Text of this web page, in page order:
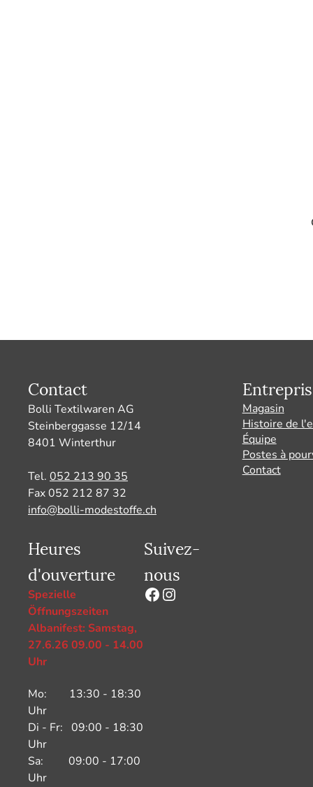
Contact
Bolli Textilwaren AG
Steinberggasse 12/14
8401 Winterthur
Tel. 052 213 90 35
Fax 052 212 87 32
info@bolli-modestoffe.ch
Heures
d'ouverture
Spezielle
Öffnungszeiten
Albanifest: Samstag,
27.6.26 09.00 - 14.00
Uhr
Mo: 13:30 - 18:30
Uhr
Di - Fr: 09:00 - 18:30
Uhr
Sa: 09:00 - 17:00
Uhr
Suivez-
nous
Facebook
Instagram
Magasin
Histoire de
Équipe
Postes à
Contact